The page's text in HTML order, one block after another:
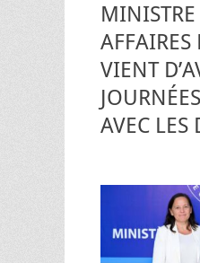
MINISTRE
AFFAIRES
VIENT
AVEC LES